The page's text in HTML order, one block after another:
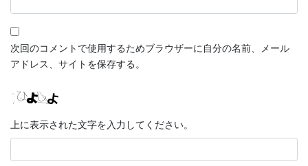
次回のコメントで使用するためブラウザーに自分の名前、メール
アドレス、サイトを保存する。
上に表示された文字を入力してください。